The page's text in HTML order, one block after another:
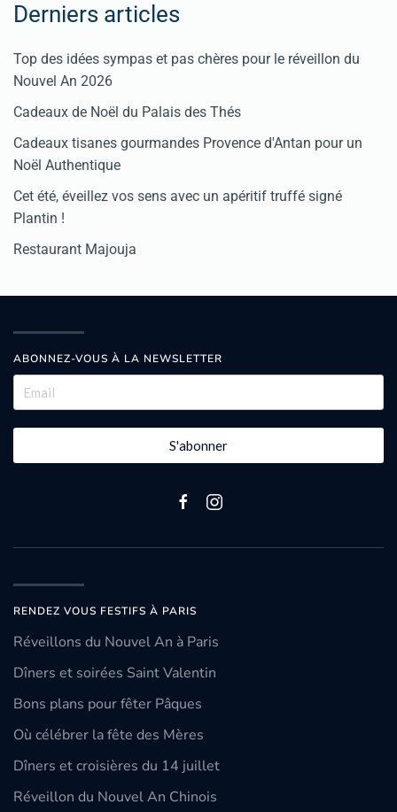
Derniers articles
Top des idées sympas et pas chères pour le réveillon du
Nouvel An 2026
Cadeaux de Noël du Palais des Thés
Cadeaux tisanes gourmandes Provence d'Antan pour un
Noël Authentique
Cet été, éveillez vos sens avec un apéritif truffé signé
Plantin !
Restaurant Majouja
ABONNEZ-VOUS À LA NEWSLETTER
S'abonner
RENDEZ VOUS FESTIFS À PARIS
Réveillons du Nouvel An à Paris
Dîners et soirées Saint Valentin
Bons plans pour fêter Pâques
Où célébrer la fête des Mères
Dîners et croisières du 14 juillet
Réveillon du Nouvel An Chinois